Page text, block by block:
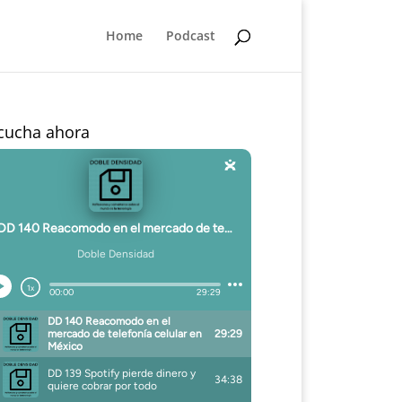
Home Podcast
ahora